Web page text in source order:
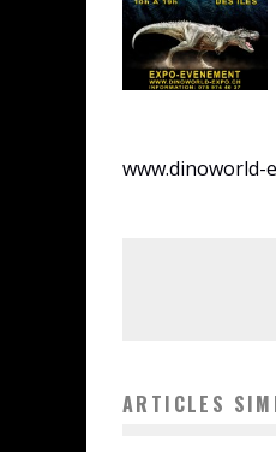
www.dinoworld-
ARTICLES